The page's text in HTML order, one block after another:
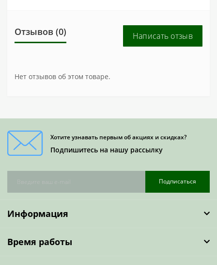
Отзывов (0) Написать отзыв
Нет отзывов об этом товаре.
Хотите узнавать первым об акциях и скидках?
Подпишитесь на нашу рассылку
Подписаться
Информация
Время работы